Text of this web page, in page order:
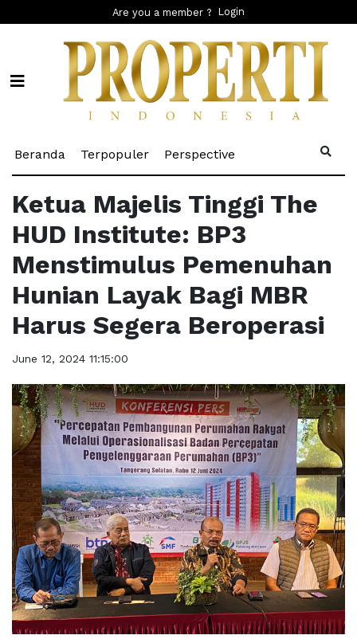
Are you a member ? Login
Beranda (current)
Terpopuler(current)
Perspective
Ketua Majelis Tinggi The
HUD Institute: BP3
Menstimulus Pemenuhan
Hunian Layak Bagi MBR
Harus Segera Beroperasi
June 12, 2024 11:15:00